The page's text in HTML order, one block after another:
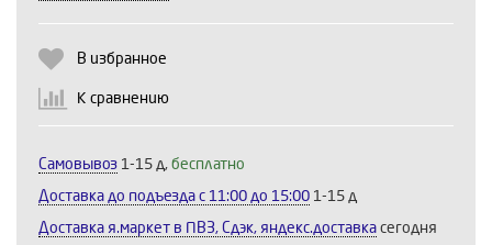
В избранное
К сравнению
Самовывоз 1-15 д, бесплатно
Доставка до подъезда c 11:00 до 15:00 1-15 д
Доставка я.маркет в ПВЗ, Сдэк, яндекс.доставка сегодня